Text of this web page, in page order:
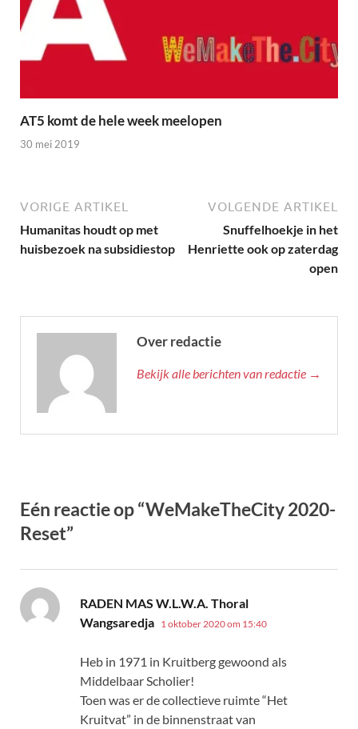
AT5 komt de hele week meelopen
30 mei 2019
VORIGE ARTIKEL
Humanitas houdt op met
huisbezoek na subsidiestop
VOLGENDE ARTIKEL
Snuffelhoekje in het
Henriette ook op zaterdag
open
Over redactie
Bekijk alle berichten van redactie →
Eén reactie op “WeMakeTheCity 2020-
Reset”
RADEN MAS W.L.W.A. Thoral
Wangsaredja schreef:
1 oktober 2020 om 15:40
Heb in 1971 in Kruitberg gewoond als
Middelbaar Scholier!
Toen was er de collectieve ruimte “Het
Kruitvat” in de binnenstraat van